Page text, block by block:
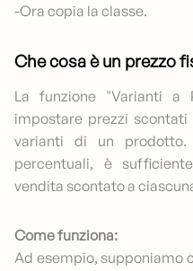
-Ora copia la classe.
Che cosa è un prezzo
La funzione "Varianti a
impostare prezzi
varianti di un prodotto.
percentuali, è
vendita scontato a
Come funziona:
Ad esempio, supponiamo